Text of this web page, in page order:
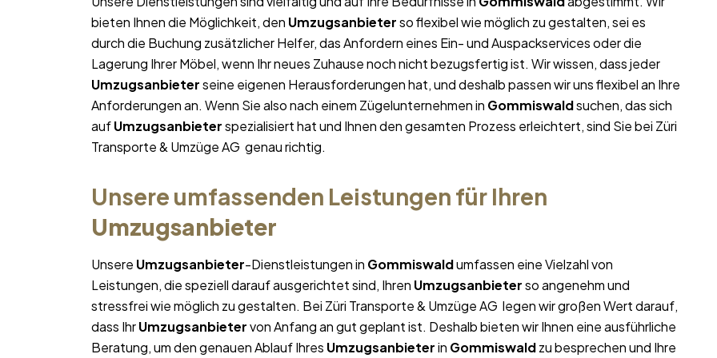
bieten Ihnen die Möglichkeit, den Umzugsanbieterso flexibel wie möglich zu gestalten, sei es
durch die Buchung zusätzlicher Helfer, das Anfordern eines Ein- und Auspackservices oder die
Lagerung Ihrer Möbel, wenn Ihr neues Zuhause noch nicht bezugsfertig ist. Wir wissen, dass jeder
Umzugsanbieterseine eigenen Herausforderungen hat, und deshalb passen wir uns flexibel an Ihre
Anforderungen an. Wenn Sie also nach einem Zügelunternehmen in Gommiswaldsuchen, das sich
aufUmzugsanbieterspezialisiert hat und Ihnen den gesamten Prozess erleichtert, sind Sie bei Züri
Transporte & Umzüge AG genau richtig.
Unsere umfassenden Leistungen für Ihren
Umzugsanbieter
Unsere Umzugsanbieter-Dienstleistungen in Gommiswaldumfassen eine Vielzahl von
Leistungen, die speziell darauf ausgerichtet sind, Ihren Umzugsanbieterso angenehm und
stressfrei wie möglich zu gestalten. Bei Züri Transporte & Umzüge AG legen wir großen Wert darauf,
dass IhrUmzugsanbietervon Anfang an gut geplant ist. Deshalb bieten wir Ihnen eine ausführliche
Beratung, um den genauen Ablauf Ihres Umzugsanbieterin Gommiswaldzu besprechen und Ihre